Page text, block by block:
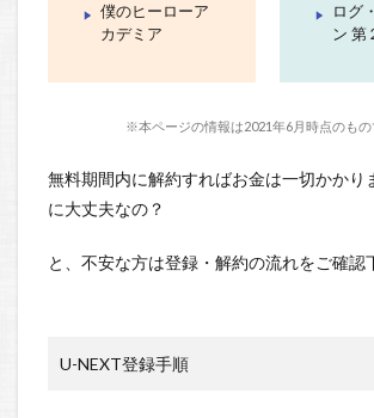
僕のヒーローア
カデミア
ログ
ン 第
※本ページの情報は2021年6月時点のもの
無料期間内に解約すればお金は一切かかり
に大丈夫なの？
と、不安な方は登録・解約の流れをご確認
U-NEXT登録手順